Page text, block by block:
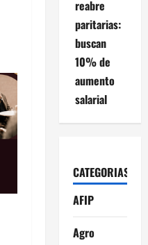
reabre
paritarias:
buscan
10% de
aumento
salarial
CATEGORIAS
AFIP
Agro